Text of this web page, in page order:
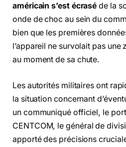
américain s’est écrasé de la
onde de choc au sein du
bien que les premières
l’appareil ne survolait pas
au moment de sa chute.
Les autorités militaires ont
la situation concernant
un communiqué officiel, le
CENTCOM, le général de
apporté des précisions